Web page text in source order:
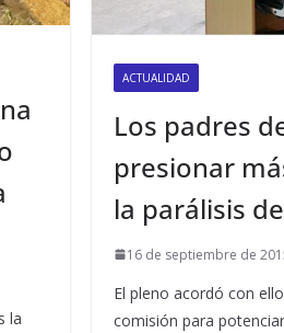
la
ACTUALIDAD
Los padres
presionar
la parálisis
16 de septiembre de
El pleno acordó con
comisión para